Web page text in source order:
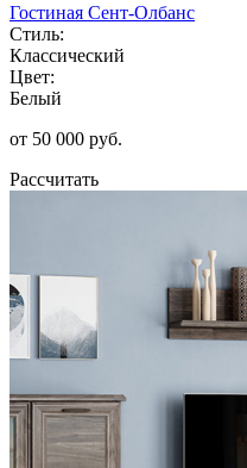
Гостиная Сент-Олбанс
Стиль:
Классический
Цвет:
Белый
от 50 000 руб.
Рассчитать